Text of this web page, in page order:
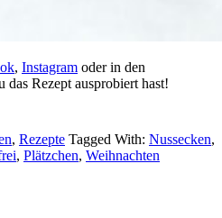
, Instagram oder in den
Rezept ausprobiert hast!
, Rezepte Tagged With: Nussecken,
, Plätzchen, Weihnachten